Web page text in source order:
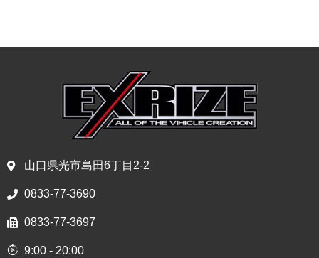
山口県光市島田6丁目2-2
0833-77-3690
0833-77-3697
9:00 - 20:00